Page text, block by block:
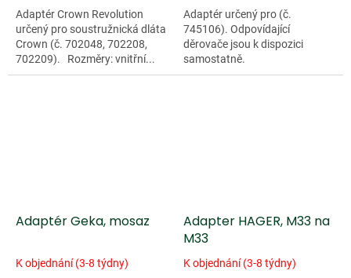
Adaptér Crown Revolution
určený pro soustružnická dláta
Crown (č. 702048, 702208,
702209). Rozměry: vnitřní...
Adaptér určený pro (č.
745106). Odpovídající
děrovače jsou k dispozici
samostatně.
Video: Craftplus® Leather...
Adaptér Geka, mosaz
K objednání (3-8 týdny)
Adapter HAGER, M33 na
M33
K objednání (3-8 týdny)